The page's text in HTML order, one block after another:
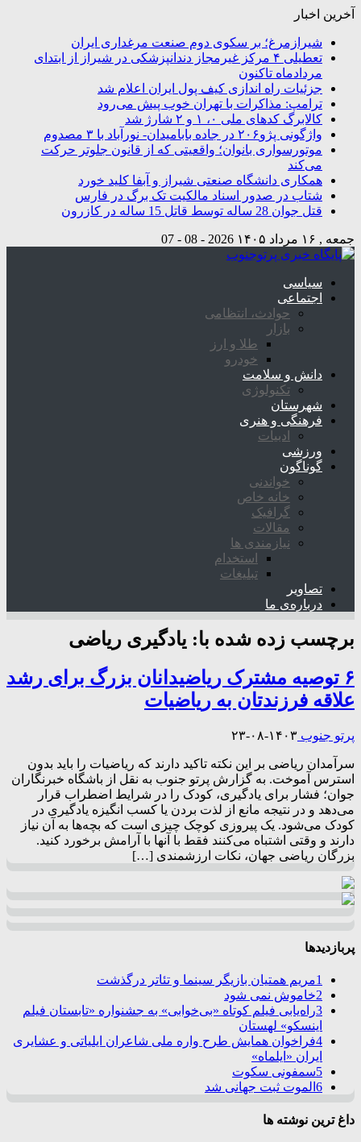
آخرین اخبار
شیرازمرغ؛ بر سکوی دوم صنعت مرغداری ایران
تعطیلی ۴ مرکز غیرمجاز دندانپزشکی در شیراز از ابتدای
مردادماه تاکنون
جزئیات راه اندازی کیف پول ایران اعلام شد
ترامپ: مذاکرات با تهران خوب پیش می‌رود
کالابرگ کدهای ملی ۰، ۱ و ۲ شارژ شد
واژگونی پژو۲۰۶ در جاده بابامیدان- نورآباد با ۳ مصدوم
موتورسواری بانوان؛ واقعیتی که از قانون جلوتر حرکت
می‌کند
همکاری دانشگاه صنعتی شیراز و آبفا کلید خورد
شتاب در صدور اسناد مالکیت تک برگ در فارس
قتل جوان 28 ساله توسط قاتل 15 ساله در کازرون
جمعه , ۱۶ مرداد ۱۴۰۵ 2026 - 08 - 07
سیاسی
اجتماعی
حوادث، انتظامی
بازار
طلا و ارز
خودرو
دانش و سلامت
تکنولوژی
شهرستان
فرهنگی و هنری
ادبیات
ورزشی
گوناگون
خواندنی
خانه خاص
گرافیک
مقالات
نیازمندی ها
استخدام
تبلیغات
تصاویر
درباره‌ی ما
برچسب زده شده با: یادگیری ریاضی
۶ توصیه مشترک ریاضیدانان بزرگ برای رشد
علاقه فرزندتان به ریاضیات
پرتو جنوب ۱۴۰۳-۰۸-۲۳
سرآمدان ریاضی بر این نکته تاکید دارند که ریاضیات را باید بدون
استرس آموخت. به گزارش پرتو جنوب به نقل از باشگاه خبرنگاران
جوان؛ فشار برای یادگیری، کودک را در شرایط اضطراب قرار
می‌دهد و در نتیجه مانع از لذت بردن یا کسب انگیزه یادگیری در
کودک می‌شود. یک پیروزی کوچک چیزی است که بچه‌ها به آن نیاز
دارند و وقتی اشتباه می‌کنند فقط با آنها با آرامش برخورد کنید.
بزرگان ریاضی جهان، نکات ارزشمندی […]
پربازدیدها
1مریم همتیان بازیگر سینما و تئاتر درگذشت
2خاموش نمی شود
3راه‌یابی فیلم کوتاه «بی‌خوابی» به جشنواره «تابستان فیلم
اینسکو» لهستان
4فراخوان همایش طرح واره ملی شاعران ایلیاتی و عشایری
ایران «ایلماه»
5سمفونی سکوت
6 الموت ثبت جهانی شد
داغ ترین نوشته ها